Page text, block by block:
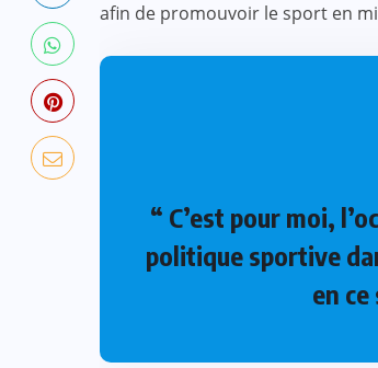
afin de promouvoir le sport en
“ C’est pour moi,
politique sportive
en